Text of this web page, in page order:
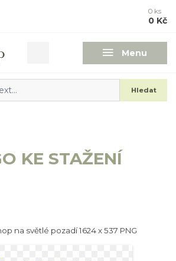
Menu
Hledat
0 ks
0 Kč
KE STAŽENÍ
na světlé pozadí 1624 x 537 PNG